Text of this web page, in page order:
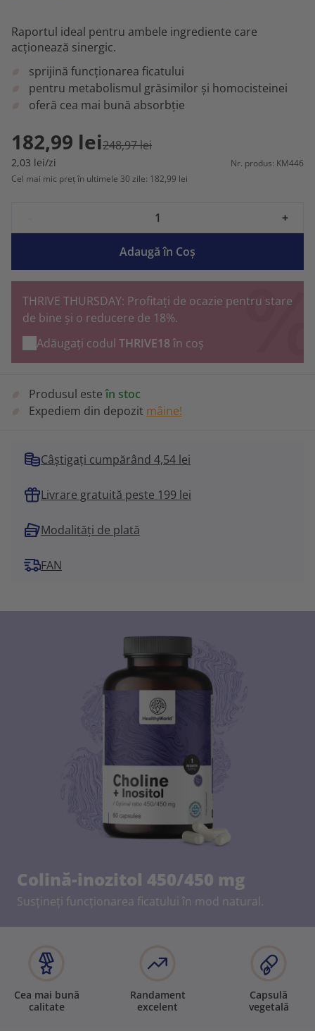
Raportul ideal pentru ambele ingrediente care
acționează sinergic.
sprijină funcționarea ficatului
pentru metabolismul grăsimilor și homocisteinei
oferă cea mai bună absorbție
182,99 lei248,97 lei
2,03 lei/zi
Nr. produs: KM446
Cel mai mic preț în ultimele 30 zile: 182,99 lei
+
Adaugă în Coş
THRIVE THURSDAY: Profitați de ocazie pentru stare
de bine și o reducere de 18%.
Adăugați codul THRIVE18 în coș
Produsul esteîn stoc
Expediem din depozit mâine!
Câștigați cumpărând 4,54 lei
Livrare gratuită peste 199 lei
Modalități de plată
FAN
Colină-inozitol 450/450 mg
Susțineți funcționarea ficatului în mod natural.
Cea mai bună
calitate
Randament
excelent
Capsulă
vegetală